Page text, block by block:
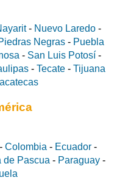
- Nuevo Laredo -
Negras - Puebla
- San Luis Potosí -
- Tecate - Tijuana
- Colombia - Ecuador -
de Pascua - Paraguay -